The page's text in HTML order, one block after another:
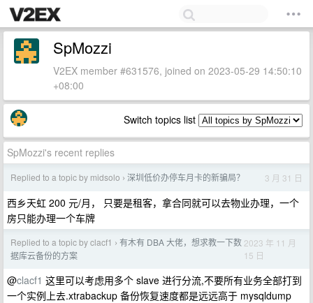
SpMozzi
V2EX member #631576, joined on 2023-05-29 14:50:10
+08:00
Switch topics list
SpMozzi's recent replies
Replied to a topic by midsolo › 深圳低价办停车月卡的新骗局？ 3 月 31 日
西乡天虹 200 元/月， 只要是租客，拿合同就可以去物业办理，一个
房只能办理一个车牌
Replied to a topic by clacf1 › 有木有 DBA 大佬，想求教一下数
据库云备份的方案
2023 年 11 月
15 日
@clacf1 这里可以考虑用多个 slave 进行分流,不要所有业务全部打到
一个实例上去.xtrabackup 备份恢复速度都是远远高于 mysqldump